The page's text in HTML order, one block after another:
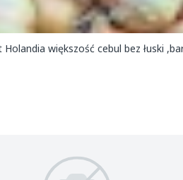
większość cebul bez łuski